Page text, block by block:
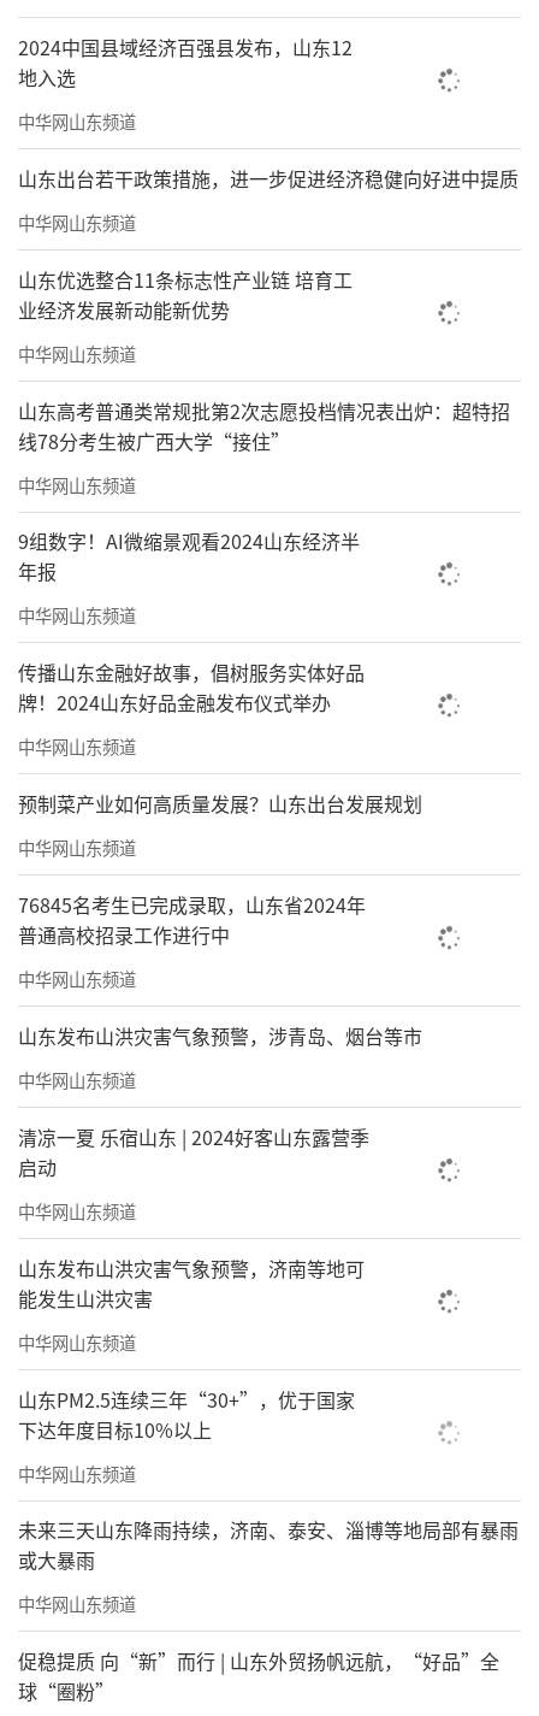
2024中国县域经济百强县发布，山东12
地入选
中华网山东频道
山东出台若干政策措施，进一步促进经济稳健向好进中提质
中华网山东频道
山东优选整合11条标志性产业链 培育工
业经济发展新动能新优势
中华网山东频道
山东高考普通类常规批第2次志愿投档情况表出炉：超特招
线78分考生被广西大学“接住”
中华网山东频道
9组数字！AI微缩景观看2024山东经济半
年报
中华网山东频道
传播山东金融好故事，倡树服务实体好品
牌！2024山东好品金融发布仪式举办
中华网山东频道
预制菜产业如何高质量发展？山东出台发展规划
中华网山东频道
76845名考生已完成录取，山东省2024年
普通高校招录工作进行中
中华网山东频道
山东发布山洪灾害气象预警，涉青岛、烟台等市
中华网山东频道
清凉一夏 乐宿山东 | 2024好客山东露营季
启动
中华网山东频道
山东发布山洪灾害气象预警，济南等地可
能发生山洪灾害
中华网山东频道
山东PM2.5连续三年“30+”，优于国家
下达年度目标10%以上
中华网山东频道
未来三天山东降雨持续，济南、泰安、淄博等地局部有暴雨
或大暴雨
中华网山东频道
促稳提质 向“新”而行 | 山东外贸扬帆远航，“好品”全
球“圈粉”